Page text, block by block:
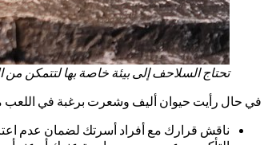
تحتاج السلاحف إلى بيئة خاصة بها لتتمكن
في حال رأيت حيوان أليف وشعرت برغبة في اللعب معه
ناقش قرارك مع أفراد أسرتك لضمان عدم